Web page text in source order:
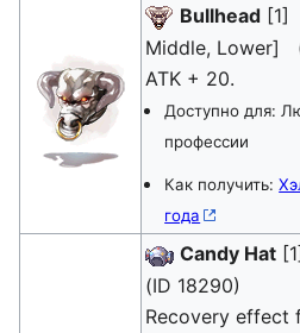
Bullhead [1]
Middle, Lower]
ATK + 20.
Доступно для:
профессии
Как получить:
года
Candy Hat
(ID 18290)
Recovery effect